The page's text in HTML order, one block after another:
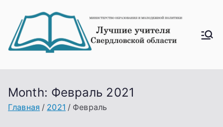
содержимому
Лучш
Month: Февраль 2021
Главная 2021 Февраль